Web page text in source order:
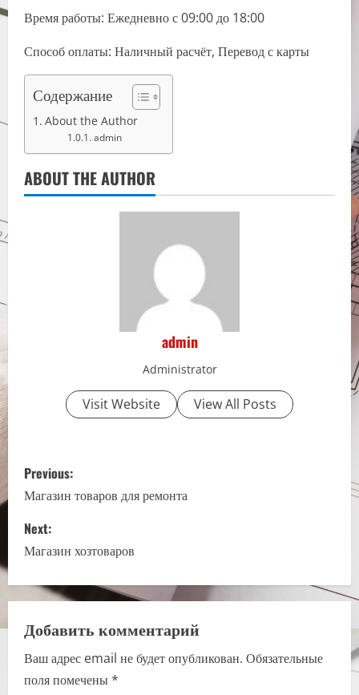
Время работы: Ежедневно с 09:00 до 18:00
Способ оплаты: Наличный расчёт, Перевод с карты
Содержание
About the Author
admin
ABOUT THE AUTHOR
admin
Administrator
Visit Website View All Posts
P
o
s
t
n
a
v
Previous:
Магазин товаров для ремонта
Next:
Магазин хозтоваров
Добавить комментарий
Ваш адрес email не будет опубликован. Обязательные
поля помечены*